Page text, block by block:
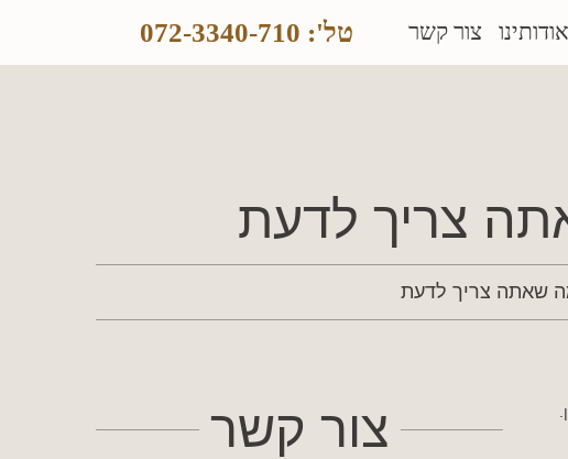
אודותינו צור קשר טל': 072-3340-710
צריך לדעת
שאתה צריך לדעת
צור קשר